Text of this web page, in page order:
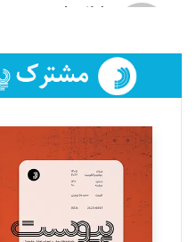
لیلا حنارود
فائزه فتحی رستمی
تحریریه
سروش کرمیان
تحریریه